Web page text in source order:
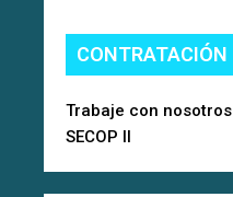
CONTRATACIÓN
Trabaje con nosotros
SECOP II